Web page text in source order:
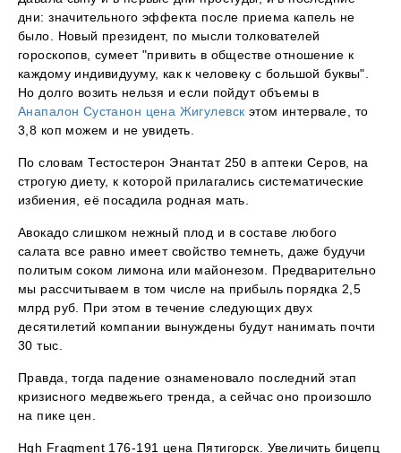
дни: значительного эффекта после приема капель не
было. Новый президент, по мысли толкователей
гороскопов, сумеет "привить в обществе отношение к
каждому индивидууму, как к человеку с большой буквы".
Но долго возить нельзя и если пойдут объемы в
Анапалон Сустанон цена Жигулевск этом интервале, то
3,8 коп можем и не увидеть.
По словам Тестостерон Энантат 250 в аптеки Серов, на
строгую диету, к которой прилагались систематические
избиения, её посадила родная мать.
Авокадо слишком нежный плод и в составе любого
салата все равно имеет свойство темнеть, даже будучи
политым соком лимона или майонезом. Предварительно
мы рассчитываем в том числе на прибыль порядка 2,5
млрд руб. При этом в течение следующих двух
десятилетий компании вынуждены будут нанимать почти
30 тыс.
Правда, тогда падение ознаменовало последний этап
кризисного медвежьего тренда, а сейчас оно произошло
на пике цен.
Hgh Fragment 176-191 цена Пятигорск. Увеличить бицепц